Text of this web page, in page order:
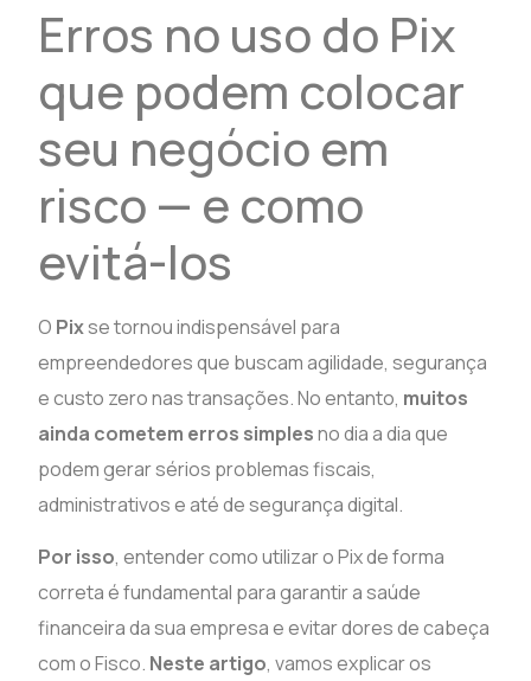
Erros no uso do Pix
que podem colocar
seu negócio em
risco — e como
evitá-los
O Pixse tornou indispensável para
empreendedores que buscam agilidade, segurança
e custo zero nas transações. No entanto, muitos
ainda cometem erros simplesno dia a dia que
podem gerar sérios problemas fiscais,
administrativos e até de segurança digital.
Por isso, entender como utilizar o Pix de forma
correta é fundamental para garantir a saúde
financeira da sua empresa e evitar dores de cabeça
com o Fisco. Neste artigo, vamos explicar os